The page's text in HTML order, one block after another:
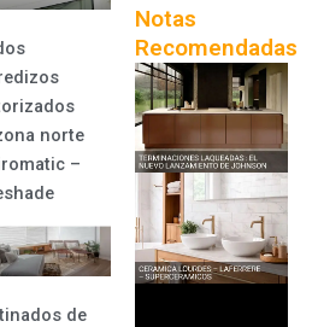
norte
–
de
Notas
Recomendadas